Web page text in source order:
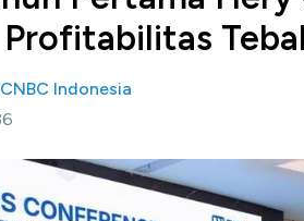
Tebal
CNBC Indonesia